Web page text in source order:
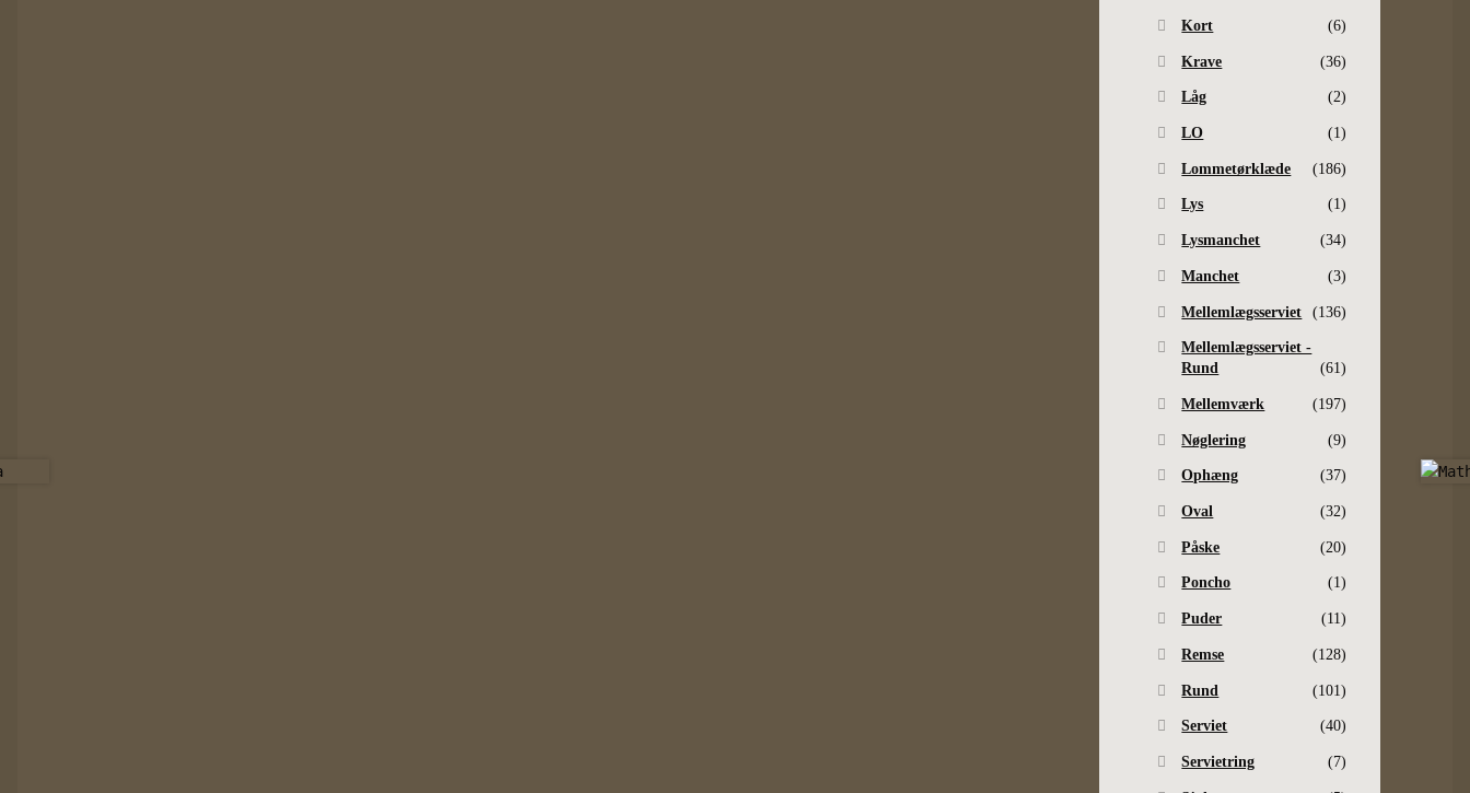
Kort (6)
Krave (36)
Låg (2)
LO (1)
Lommetørklæde (186)
Lys (1)
Lysmanchet (34)
Manchet (3)
Mellemlægsserviet (136)
Mellemlægsserviet -
Rund
(61)
Mellemværk (197)
Nøglering (9)
Ophæng (37)
Oval (32)
Påske (20)
Poncho (1)
Puder (11)
Remse (128)
Rund (101)
Serviet (40)
Servietring (7)